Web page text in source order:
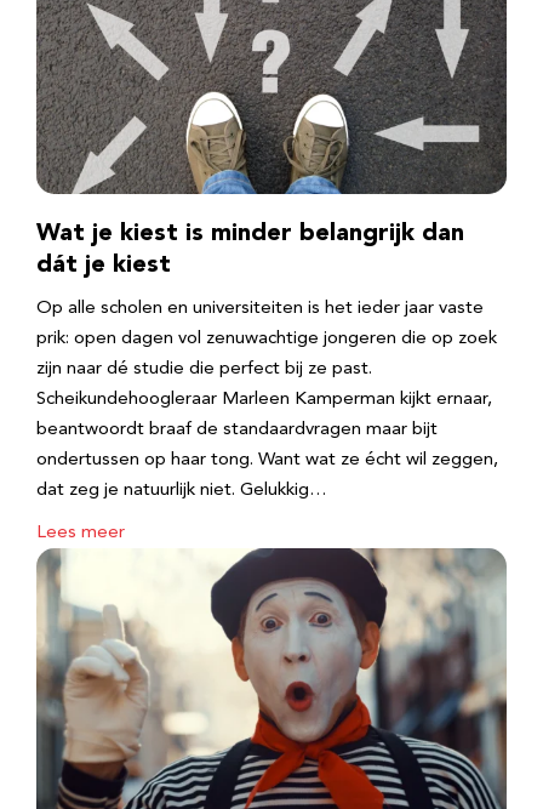
Wat je kiest is minder belangrijk dan
dát je kiest
Op alle scholen en universiteiten is het ieder jaar vaste
prik: open dagen vol zenuwachtige jongeren die op zoek
zijn naar dé studie die perfect bij ze past.
Scheikundehoogleraar Marleen Kamperman kijkt ernaar,
beantwoordt braaf de standaardvragen maar bijt
ondertussen op haar tong. Want wat ze écht wil zeggen,
dat zeg je natuurlijk niet. Gelukkig…
Lees meer